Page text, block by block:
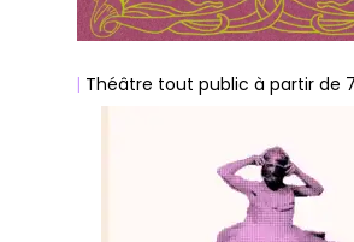
Théâtre tout public à partir de